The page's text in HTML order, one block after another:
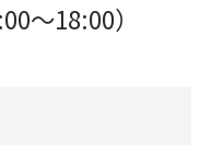
〜18:00）